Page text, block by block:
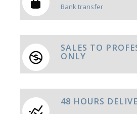
Bank transfer
SALES TO
ONLY
48 HOURS